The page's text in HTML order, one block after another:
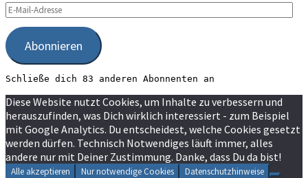
E-
Mail-
Adresse
Abonnieren
Schließe dich 83 anderen Abonnenten an
Diese Website nutzt Cookies, um Inhalte zu verbessern und
herauszufinden, was Dich wirklich interessiert - zum Beispiel
mit Google Analytics. Du entscheidest, welche Cookies gesetzt
werden dürfen. Technisch Notwendiges läuft immer, alles
andere nur mit Deiner Zustimmung. Danke, dass Du da bist!
Alle akzeptieren Nur notwendige Cookies Datenschutzhinweise